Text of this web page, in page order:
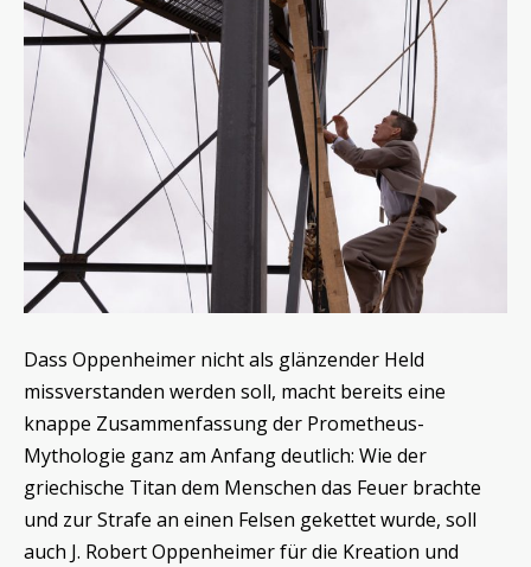
Dass Oppenheimer nicht als glänzender Held
missverstanden werden soll, macht bereits eine
knappe Zusammenfassung der Prometheus-
Mythologie ganz am Anfang deutlich: Wie der
griechische Titan dem Menschen das Feuer brachte
und zur Strafe an einen Felsen gekettet wurde, soll
auch J. Robert Oppenheimer für die Kreation und